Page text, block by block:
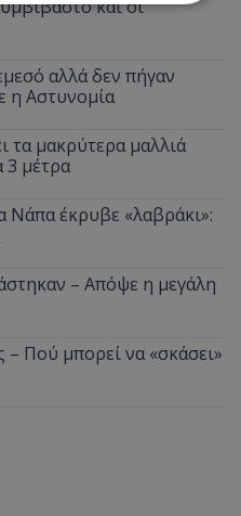
και οι
αλλά δεν πήγαν
η Αστυνομία
τα μακρύτερα μαλλιά
3 μέτρα
Νάπα έκρυβε «λαβράκι»:
– Απόψε η μεγάλη
– Πού μπορεί να «σκάσει»
επιτρέπουν
όπως τη
cookies.
.lifenewscy.tothemaonline.com